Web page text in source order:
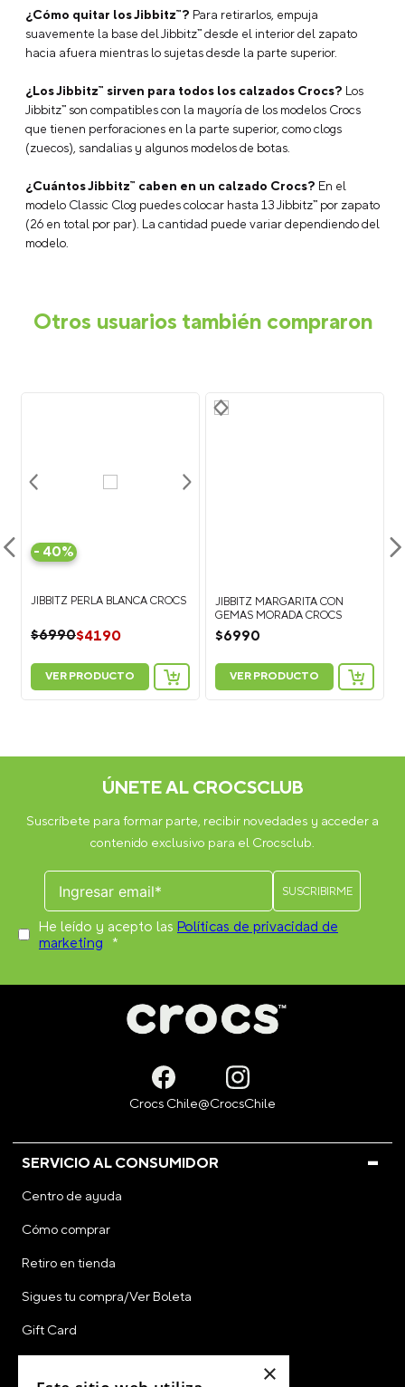
¿Cómo quitar los Jibbitz™? Para retirarlos, empuja
suavemente la base del Jibbitz™ desde el interior del zapato
hacia afuera mientras lo sujetas desde la parte superior.
¿Los Jibbitz™ sirven para todos los calzados Crocs? Los
Jibbitz™ son compatibles con la mayoría de los modelos Crocs
que tienen perforaciones en la parte superior, como clogs
(zuecos), sandalias y algunos modelos de botas.
¿Cuántos Jibbitz™ caben en un calzado Crocs? En el
modelo Classic Clog puedes colocar hasta 13 Jibbitz™ por zapato
(26 en total por par). La cantidad puede variar dependiendo del
modelo.
Otros usuarios también compraron
- 40%
JIBBITZ PERLA BLANCA CROCS
$6990$4190
VER PRODUCTO
JIBBITZ MARGARITA CON
GEMAS MORADA CROCS
$6990
VER PRODUCTO
ÚNETE AL CROCSCLUB
Suscríbete para formar parte, recibir novedades y acceder a
contenido exclusivo para el Crocsclub.
He leído y acepto las Políticas de privacidad de
marketing *
SERVICIO AL CONSUMIDOR
Centro de ayuda
Cómo comprar
Retiro en tienda
Sigues tu compra/Ver Boleta
Gift Card
×